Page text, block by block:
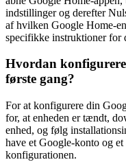
indstillinger og derefter
af hvilken Google Home-
specifikke instruktioner for
Hvordan
første gang?
For at konfigurere din
for, at enheden er tændt,
enhed, og følg
have et Google-konto og
konfigurationen.